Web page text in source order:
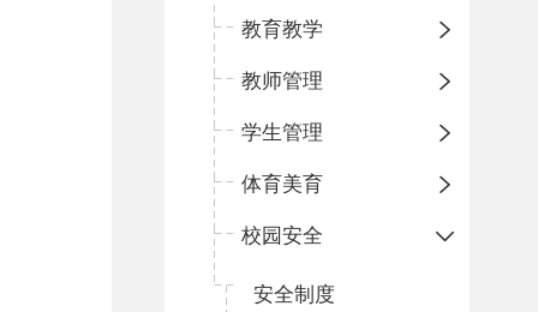
教育教学
教师管理
学生管理
体育美育
校园安全
安全制度